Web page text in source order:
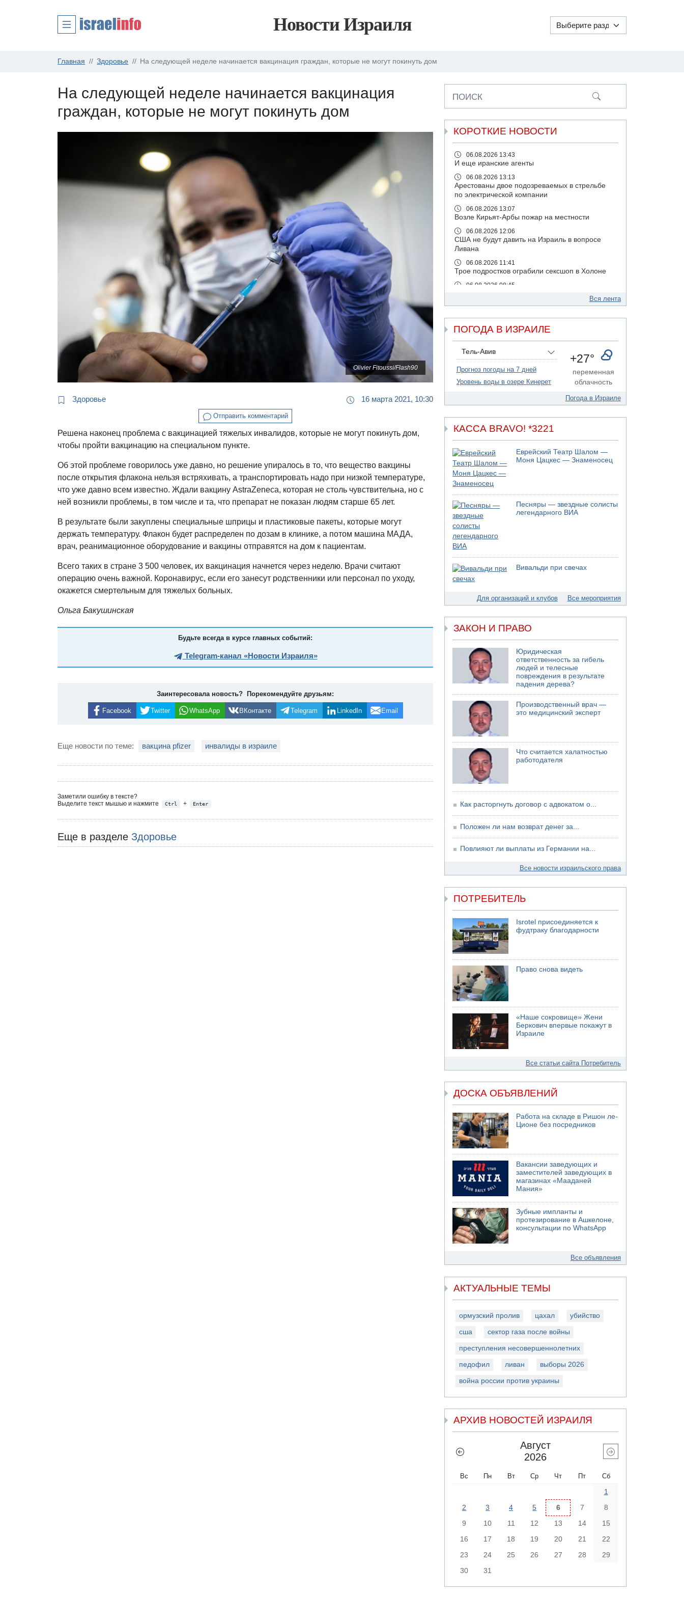
Новости Израиля
Главная Здоровье На следующей неделе начинается вакцинация граждан, которые не могут покинуть дом
На следующей неделе начинается вакцинация
граждан, которые не могут покинуть дом
Olivier Fitoussi/Flash90
Здоровье 16 марта 2021, 10:30
Отправить комментарий
Решена наконец проблема с вакцинацией тяжелых инвалидов, которые не могут покинуть дом,
чтобы пройти вакцинацию на специальном пункте.
Об этой проблеме говорилось уже давно, но решение упиралось в то, что вещество вакцины
после открытия флакона нельзя встряхивать, а транспортировать надо при низкой температуре,
что уже давно всем известно. Ждали вакцину AstraZeneca, которая не столь чувствительна, но с
ней возникли проблемы, в том числе и та, что препарат не показан людям старше 65 лет.
В результате были закуплены специальные шприцы и пластиковые пакеты, которые могут
держать температуру. Флакон будет распределен по дозам в клинике, а потом машина МАДА,
врач, реанимационное оборудование и вакцины отправятся на дом к пациентам.
Всего таких в стране 3 500 человек, их вакцинация начнется через неделю. Врачи считают
операцию очень важной. Коронавирус, если его занесут родственники или персонал по уходу,
окажется смертельным для тяжелых больных.
Ольга Бакушинская
Будьте всегда в курсе главных событий:
Telegram-канал «Новости Израиля»
Заинтересовала новость? Порекомендуйте друзьям:
Facebook Twitter WhatsApp ВКонтакте Telegram LinkedIn Email
Еще новости по теме: вакцина pfizer инвалиды в израиле
Заметили ошибку в тексте?
Выделите текст мышью и нажмите
Ctrl + Enter
Еще в разделе Здоровье
ПОИСК
КОРОТКИЕ НОВОСТИ
06.08.2026 13:43
И еще иранские агенты
06.08.2026 13:13
Арестованы двое подозреваемых в стрельбе
по электрической компании
06.08.2026 13:07
Возле Кирьят-Арбы пожар на местности
06.08.2026 12:06
США не будут давить на Израиль в вопросе
Ливана
06.08.2026 11:41
Трое подростков ограбили сексшоп в Холоне
06.08.2026 08:45
06.08.2026 08:11
Украинская атака на российский НПЗ
05.08.2026 18:30
противоракетной обороны "Хец"
05.08.2026 18:28
МАДА призывает израильтян срочно сдавать
кровь
Бывший посол Израиля в ООН Гилад Эрдан
политической партии
05.08.2026 13:49
На севере Израиля на берег выбросило тело
05.08.2026 13:32
В России горят новые склады
05.08.2026 10:19
Хуситы сообщают об атаке по Саудовскому
танкеру
05.08.2026 10:16
Левые активисты пытались ворваться в офис
"Религиозного сионизма"
05.08.2026 06:42
В Дубае поднимается дым над портом
Еще один меморандум для Ирана
Вся лента
ПОГОДА В ИЗРАИЛЕ
Тель-Авив
Прогноз погоды на 7 дней
Уровень воды в озере Кинерет
+27°
переменная
облачность
Погода в Израиле
КАССА BRAVO! *3221
Еврейский Театр Шалом —
Моня Цацкес — Знаменосец
Песняры — звездные солисты
легендарного ВИА
Вивальди при свечах
Для организаций и клубов Все мероприятия
ЗАКОН И ПРАВО
Юридическая
ответственность за гибель
людей и телесные
повреждения в результате
падения дерева?
Производственный врач —
это медицинский эксперт
Что считается халатностью
работодателя
Как расторгнуть договор с адвокатом о...
Положен ли нам возврат денег за...
Повлияют ли выплаты из Германии на...
Все новости израильского права
ПОТРЕБИТЕЛЬ
Isrotel присоединяется к
фудтраку благодарности
Право снова видеть
«Наше сокровище» Жени
Беркович впервые покажут в
Израиле
Все статьи сайта Потребитель
ДОСКА ОБЪЯВЛЕНИЙ
Работа на складе в Ришон ле-
Ционе без посредников
Вакансии заведующих и
заместителей заведующих в
магазинах «Мааданей
Мания»
Зубные импланты и
протезирование в Ашкелоне,
консультации по WhatsApp
Все объявления
АКТУАЛЬНЫЕ ТЕМЫ
ормузский пролив цахал убийство
сша сектор газа после войны
преступления несовершеннолетних
педофил ливан выборы 2026
война россии против украины
АРХИВ НОВОСТЕЙ ИЗРАИЛЯ
Август
2026
Вс Пн Вт Ср Чт Пт Сб
1
2
3 4 5 6 7
8
9
10 11 12 13 14
15
16
17 18 19 20 21
22
23
24 25 26 27 28
29
30
31